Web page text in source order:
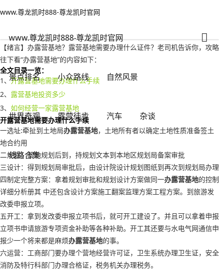
www.尊龙凯时888-尊龙凯时官网
www.尊龙凯时888-尊龙凯时官网
景点排名 小众路线 自然风景
世界奇观 露营徒步 汽车 杂谈
线路合集
www.尊龙凯时888-尊龙凯时官网
办露营基地？露营基地需要办理什么证件-www.尊龙凯时888
【绪言】办露营基地？露营基地需要办理什么证件？老司机告诉你，攻略
往下看“办露营基地”的内容如下：
全文目录一览：
1、开露营基地需要办理什么手续
2、 露营基地投资多少
3、 如何经营一家露营基地
开露营基地需要办理什么手续
一选址:牵扯到土地局办露营基地，土地所有者以确定土地性质准备签土
地合约用
二规划：营地规划后到，持规划文本到本地区规划局备案审批
三设计：得到规划局审批后，由设计院设计规划图纸到再次到规划局办理
四制定完整方案：拿着规划审批和规划设计方案做同一办露营基地的控制
详细分析册其 中还包含设计方案施工翻案监理方案工程方案。到旅游发
改委申报立项。
五开工：拿到发改委申报立项书后，就可开工建设了。并且可以拿着申报
立项书申请旅游专项资金补助等各种补助。开工其还要与水电气网通信申
报少一个将来都是麻烦办露营基地的事。
六运营：工商部门要办理个营地经营许可证，卫生系统办理卫生证，安全
消防及特行科部门办理合格证，税务机关办理税务。